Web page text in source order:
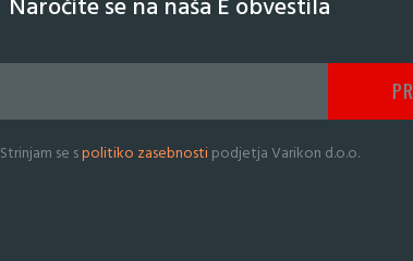
Naročite se na naša E obvestila
Strinjam se spolitiko zasebnostipodjetja Varikon d.o.o.